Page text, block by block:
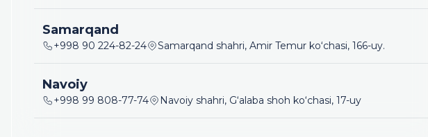
Samarqand
+998 90 224-82-24 Samarqand shahri, Amir Temur ko‘chasi, 166-uy.
Navoiy
+998 99 808-77-74 Navoiy shahri, G‘alaba shoh ko‘chasi, 17-uy